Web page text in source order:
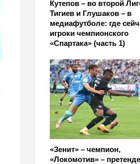
Кутепов – во второй
Тигиев и Глушаков – в
медиафутболе: где
игроки чемпионского
«Спартака» (часть 1)
«Зенит» – чемпион,
«Локомотив» –